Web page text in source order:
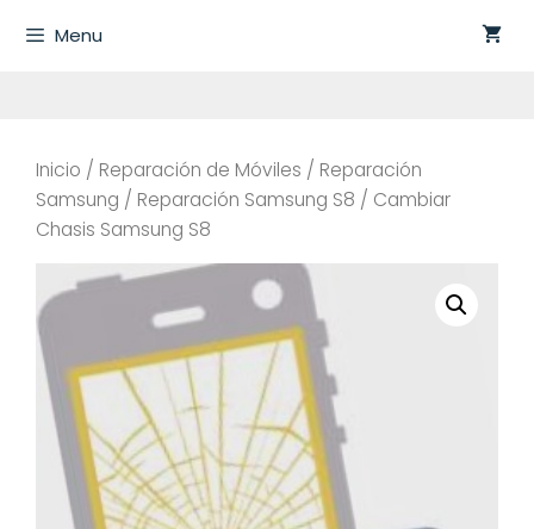
Menu
Inicio / Reparación de Móviles / Reparación
Samsung / Reparación Samsung S8 / Cambiar
Chasis Samsung S8